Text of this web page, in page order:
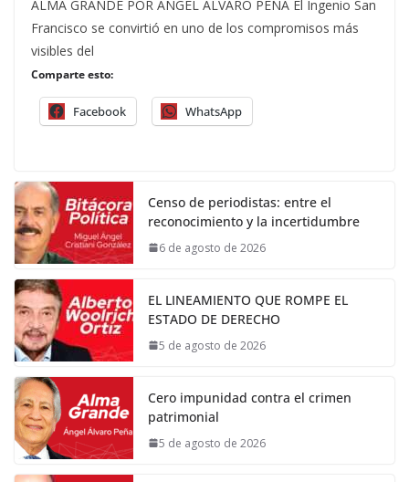
ALMA GRANDE POR ÁNGEL ÁLVARO PEÑA El Ingenio San
Francisco se convirtió en uno de los compromisos más
visibles del
Comparte esto:
Facebook WhatsApp
Censo de periodistas: entre el
reconocimiento y la incertidumbre
6 de agosto de 2026
EL LINEAMIENTO QUE ROMPE EL
ESTADO DE DERECHO
5 de agosto de 2026
Cero impunidad contra el crimen
patrimonial
5 de agosto de 2026